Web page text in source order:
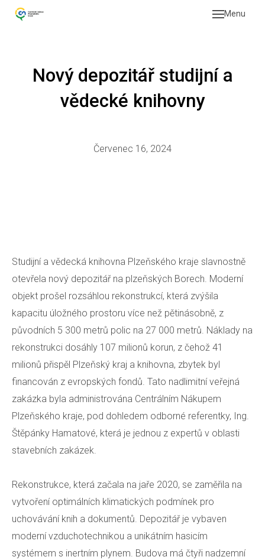
Menu
Nový depozitář studijní a
vědecké knihovny
Červenec 16, 2024
Studijní a vědecká knihovna Plzeňského kraje slavnostně
otevřela nový depozitář na plzeňských Borech. Moderní
objekt prošel rozsáhlou rekonstrukcí, která zvýšila
kapacitu úložného prostoru více než pětinásobně, z
původních 5 300 metrů polic na 27 000 metrů. Náklady na
rekonstrukci dosáhly 107 milionů korun, z čehož 41
milionů přispěl Plzeňský kraj a knihovna, zbytek byl
financován z evropských fondů. Tato nadlimitní veřejná
zakázka byla administrována Centrálním Nákupem
Plzeňského kraje, pod dohledem odborné referentky, Ing.
Štěpánky Hamatové, která je jednou z expertů v oblasti
stavebních zakázek.
Rekonstrukce, která začala na jaře 2020, se zaměřila na
vytvoření optimálních klimatických podmínek pro
uchovávání knih a dokumentů. Depozitář je vybaven
moderní vzduchotechnikou a unikátním hasicím
systémem s inertním plynem. Budova má čtyři nadzemní